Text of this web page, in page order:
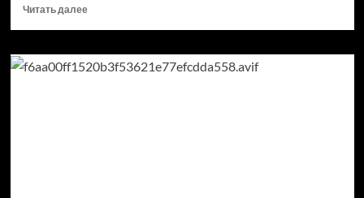
Читать далееПрочитать
Кандидат
в президенты